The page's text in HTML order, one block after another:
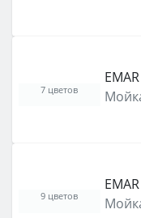
7 цветов
9 цветов